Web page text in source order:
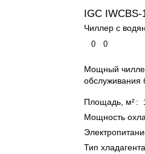
IGC IWCBS-
Чиллер c
0 0
Мощный
Площадь, м²:
Мощность
Тип хладагента